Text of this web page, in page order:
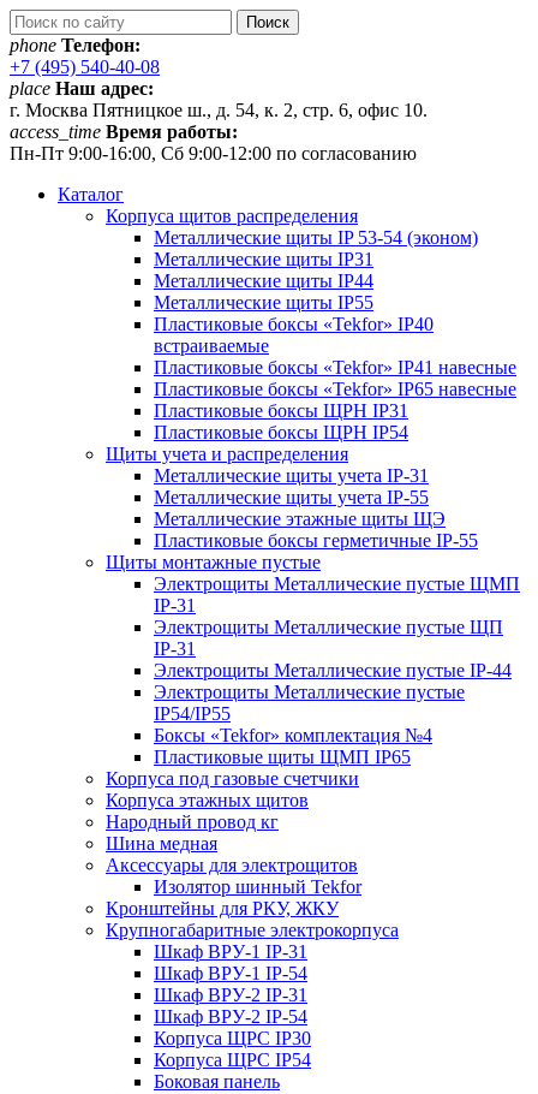
phone Телефон:
+7 (495) 540-40-08
place Наш адрес:
г. Москва Пятницкое ш., д. 54, к. 2, стр. 6, офис 10.
access_time Время работы:
Пн-Пт 9:00-16:00, Сб 9:00-12:00 по согласованию
Каталог
Корпуса щитов распределения
Металлические щиты IP 53-54 (эконом)
Металлические щиты IP31
Металлические щиты IP44
Металлические щиты IP55
Пластиковые боксы «Tekfor» IP40
встраиваемые
Пластиковые боксы «Tekfor» IP41 навесные
Пластиковые боксы «Tekfor» IP65 навесные
Пластиковые боксы ЩРН IP31
Пластиковые боксы ЩРН IP54
Щиты учета и распределения
Металлические щиты учета IP-31
Металлические щиты учета IP-55
Металлические этажные щиты ЩЭ
Пластиковые боксы герметичные IP-55
Щиты монтажные пустые
Электрощиты Металлические пустые ЩМП
IP-31
Электрощиты Металлические пустые ЩП
IP-31
Электрощиты Металлические пустые IP-44
Электрощиты Металлические пустые
IP54/IP55
Боксы «Tekfor» комплектация №4
Пластиковые щиты ЩМП IP65
Корпуса под газовые счетчики
Корпуса этажных щитов
Народный провод кг
Шина медная
Аксессуары для электрощитов
Изолятор шинный Tekfor
Кронштейны для РКУ, ЖКУ
Крупногабаритные электрокорпуса
Шкаф ВРУ-1 IP-31
Шкаф ВРУ-1 IP-54
Шкаф ВРУ-2 IP-31
Шкаф ВРУ-2 IP-54
Корпуса ЩРС IP30
Корпуса ЩРС IP54
Боковая панель